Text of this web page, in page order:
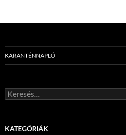
KARANTÉNNAPLÓ
Keresés:
KATEGÓRIÁK